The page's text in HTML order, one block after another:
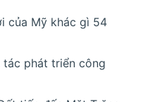
của Mỹ khác gì 54
tác phát triển công